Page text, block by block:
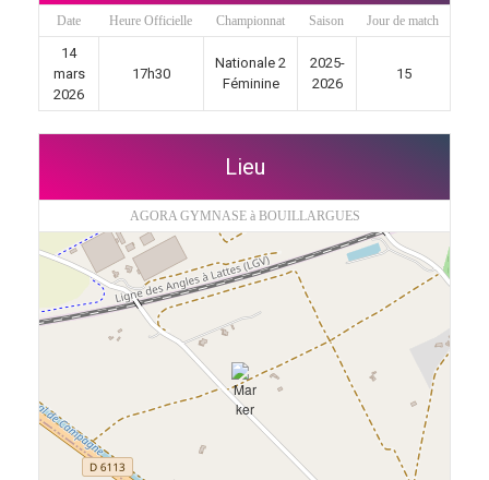
Date Heure Officielle Championnat Saison Jour de match
14
mars
2026
17h30
Nationale 2
Féminine
2025-
2026
15
Lieu
AGORA GYMNASE à BOUILLARGUES